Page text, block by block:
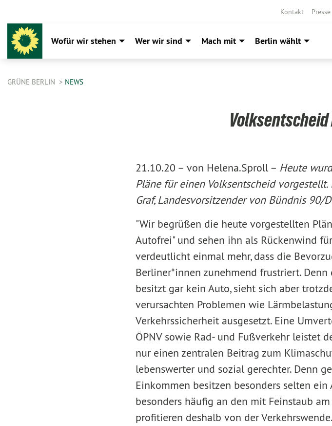
Kontakt Presse
Wofür wir stehen Wer wir sind Mach mit Berlin wählt
GRÜNE BERLIN NEWS
21.10.20 – von Helena.Sproll – Heute
Pläne für einen Volksentscheid
Graf, Landesvorsitzender von Bündnis 90/
"Wir begrüßen die heute vorgestellten
Autofrei" und sehen ihn als Rückenwind
verdeutlicht einmal mehr, dass die
Berliner*innen zunehmend frustriert.
besitzt gar kein Auto, sieht sich aber
verursachten Problemen wie
Verkehrssicherheit ausgesetzt. Eine
ÖPNV sowie Rad- und Fußverkehr leistet
nur einen zentralen Beitrag zum
lebenswerter und sozial gerechter. Denn
Einkommen besitzen besonders selten
besonders häufig an den mit Feinstaub
profitieren deshalb von der